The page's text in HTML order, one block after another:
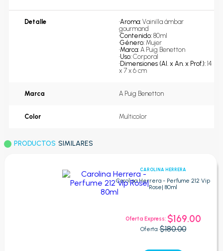
Detalle •Aroma: Vainilla ámbar
gourmand
•Contenido: 80ml
•Género: Mujer
•Marca: A Puig Benetton
•Uso: Corporal
•Dimensiones (Al. x An. x Prof.): 14
x 7 x 6 cm
Marca A Puig Benetton
Color Multicolor
PRODUCTOS SIMILARES
CAROLINA HERRERA
Carolina Herrera - Perfume 212 Vip
Rose| 80ml
Oferta:$180.00
Oferta Express: $169.00